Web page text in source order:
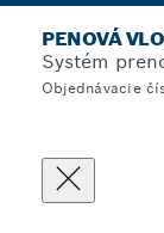
PENOVÁ
Systém
Objednávacie